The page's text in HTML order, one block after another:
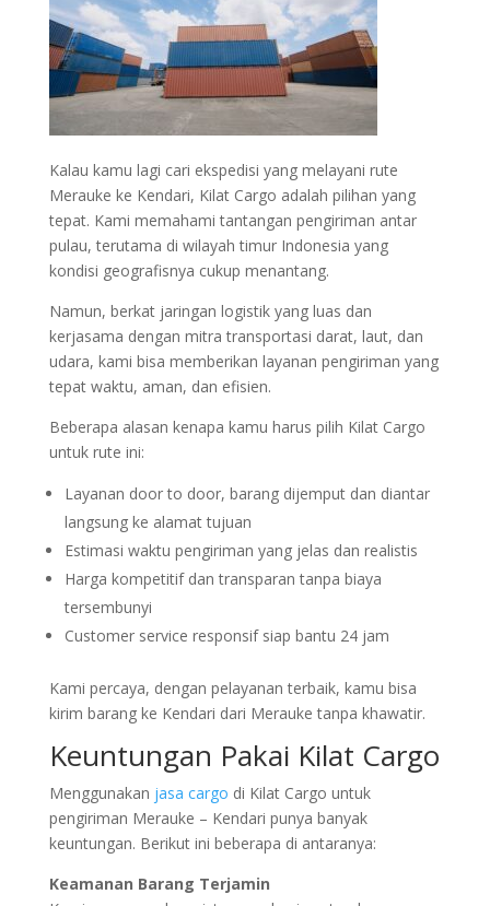
Kalau kamu lagi cari ekspedisi yang melayani rute
Merauke ke Kendari, Kilat Cargo adalah pilihan yang
tepat. Kami memahami tantangan pengiriman antar
pulau, terutama di wilayah timur Indonesia yang
kondisi geografisnya cukup menantang.
Namun, berkat jaringan logistik yang luas dan
kerjasama dengan mitra transportasi darat, laut, dan
udara, kami bisa memberikan layanan pengiriman yang
tepat waktu, aman, dan efisien.
Beberapa alasan kenapa kamu harus pilih Kilat Cargo
untuk rute ini:
Layanan door to door, barang dijemput dan diantar
langsung ke alamat tujuan
Estimasi waktu pengiriman yang jelas dan realistis
Harga kompetitif dan transparan tanpa biaya
tersembunyi
Customer service responsif siap bantu 24 jam
Kami percaya, dengan pelayanan terbaik, kamu bisa
kirim barang ke Kendari dari Merauke tanpa khawatir.
Keuntungan Pakai Kilat Cargo
Menggunakan jasa cargo di Kilat Cargo untuk
pengiriman Merauke – Kendari punya banyak
keuntungan. Berikut ini beberapa di antaranya:
Keamanan Barang Terjamin